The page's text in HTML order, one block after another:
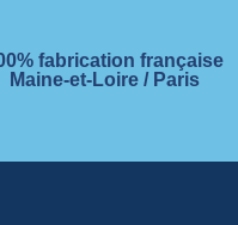
fabrication française
Maine-et-Loire / Paris